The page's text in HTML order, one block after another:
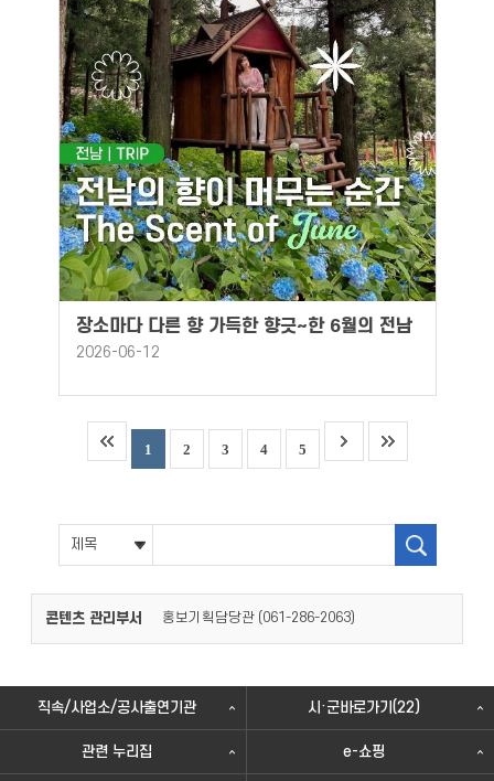
장소마다 다른 향 가득한 향긋~한 6월의 전남
2026-06-12
1 2 3 4 5
콘텐츠 관리부서 홍보기획담당관 (061-286-2063)
직속/사업소/공사출연기관 시·군바로가기(22)
관련 누리집 e-쇼핑